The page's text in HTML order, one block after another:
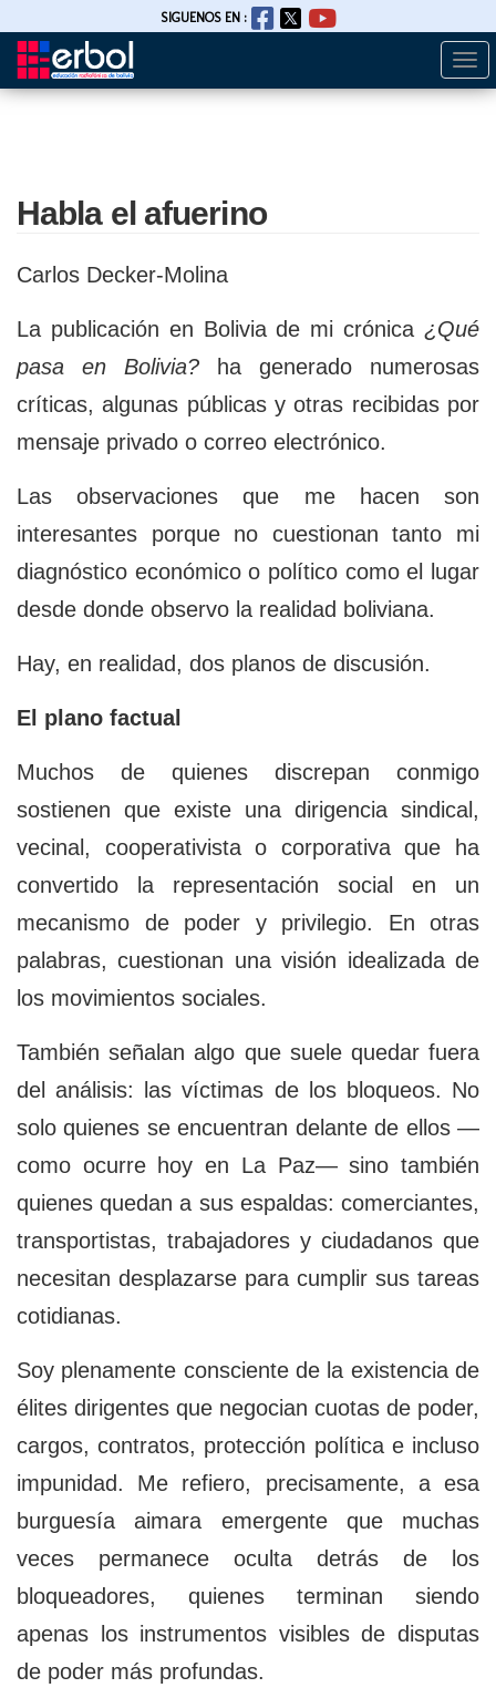
Pasar
SIGUENOS EN :
Habla el afuerino
Carlos Decker-Molina
La publicación en Bolivia de mi crónica ¿Qué
pasa en Bolivia? ha generado numerosas
críticas, algunas públicas y otras recibidas por
mensaje privado o correo electrónico.
Las observaciones que me hacen son
interesantes porque no cuestionan tanto mi
diagnóstico económico o político como el lugar
desde donde observo la realidad boliviana.
Hay, en realidad, dos planos de discusión.
El plano factual
Muchos de quienes discrepan conmigo
sostienen que existe una dirigencia sindical,
vecinal, cooperativista o corporativa que ha
convertido la representación social en un
mecanismo de poder y privilegio. En otras
palabras, cuestionan una visión idealizada de
los movimientos sociales.
También señalan algo que suele quedar fuera
del análisis: las víctimas de los bloqueos. No
solo quienes se encuentran delante de ellos —
como ocurre hoy en La Paz— sino también
quienes quedan a sus espaldas: comerciantes,
transportistas, trabajadores y ciudadanos que
necesitan desplazarse para cumplir sus tareas
cotidianas.
Soy plenamente consciente de la existencia de
élites dirigentes que negocian cuotas de poder,
cargos, contratos, protección política e incluso
impunidad. Me refiero, precisamente, a esa
burguesía aimara emergente que muchas
veces permanece oculta detrás de los
bloqueadores, quienes terminan siendo
apenas los instrumentos visibles de disputas
de poder más profundas.